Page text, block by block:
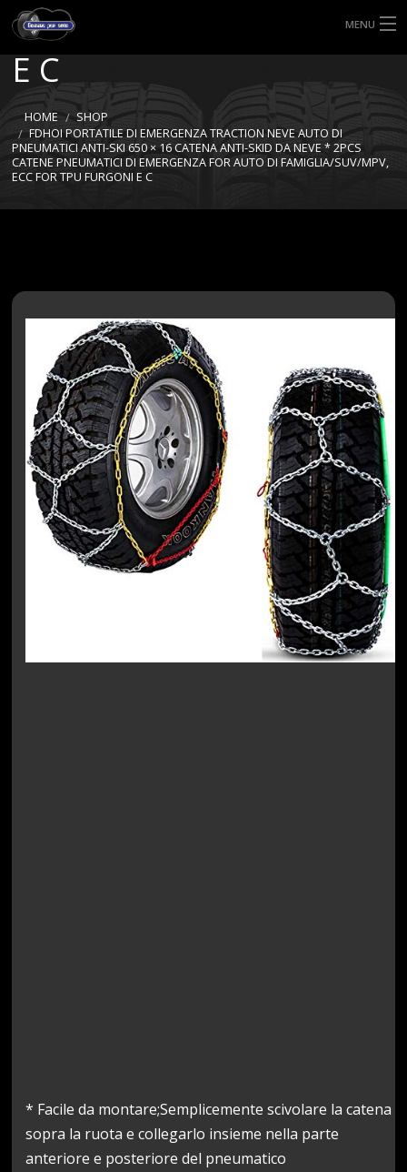
MENU
HOME
TIPI DI GOMME
MISURE GOMME
ECC FOR TPU FURGONI
E C
HOME
SHOP
FDHOI PORTATILE DI EMERGENZA TRACTION NEVE AUTO DI
PNEUMATICI ANTI-SKI 650 × 16 CATENA ANTI-SKID DA NEVE * 2PCS
CATENE PNEUMATICI DI EMERGENZA FOR AUTO DI FAMIGLIA/SUV/MPV,
ECC FOR TPU FURGONI E C
* Facile da montare;Semplicemente scivolare la catena
sopra la ruota e collegarlo insieme nella parte
anteriore e posteriore del pneumatico